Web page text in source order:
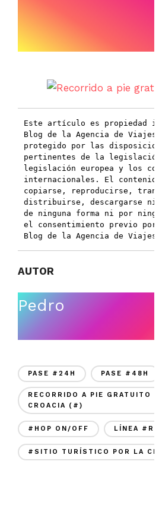
Este artículo es propiedad
Blog de la Agencia de Viajes
protegido por las
pertinentes de la
legislación europea y los
internacionales. El contenido
copiarse, reproducirse,
distribuirse, descargarse ni
de ninguna forma ni por
el consentimiento previo
Blog de la Agencia de Viajes
AUTOR
Pedro
PASE #24H PASE #48H
RECORRIDO A PIE GRATUITO
CROACIA (#)
#HOP ON/OFF LÍNEA
#SITIO TURÍSTICO POR LA